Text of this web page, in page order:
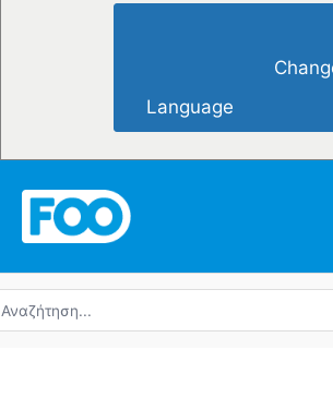
Language